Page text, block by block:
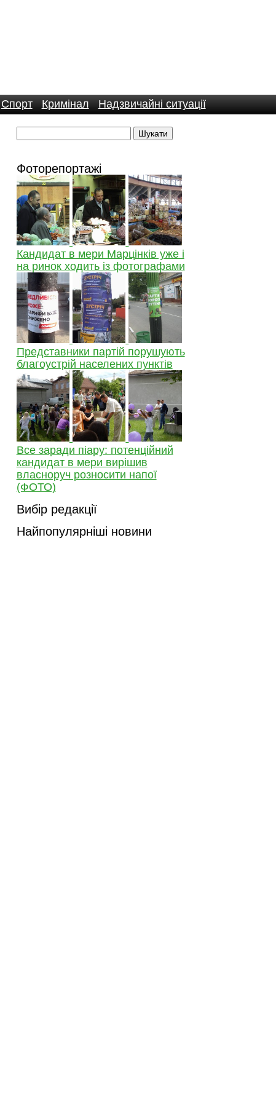
Спорт Кримінал Надзвичайні ситуації
Фоторепортажі
Кандидат в мери Марцінків уже і
на ринок ходить із фотографами
Представники партій порушують
благоустрій населених пунктів
Все заради піару: потенційний
кандидат в мери вирішив
власноруч розносити напої
(ФОТО)
Вибір редакції
Найпопулярніші новини